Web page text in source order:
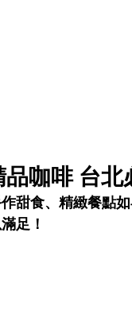
咖啡 台
甜食、精緻餐點
足！